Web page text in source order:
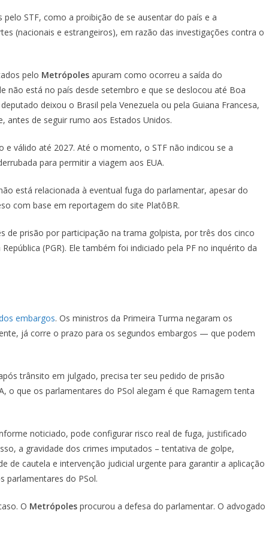
STF, como a proibição de se ausentar do país e a
(nacionais e estrangeiros), em razão das investigações contra o
pelo Metrópoles apuram como ocorreu a saída do
não está no país desde setembro e que se deslocou até Boa
deixou o Brasil pela Venezuela ou pela Guiana Francesa,
de seguir rumo aos Estados Unidos.
válido até 2027. Até o momento, o STF não indicou se a
para permitir a viagem aos EUA.
está relacionada à eventual fuga do parlamentar, apesar do
com base em reportagem do site PlatôBR.
de prisão por participação na trama golpista, por três dos cinco
(PGR). Ele também foi indiciado pela PF no inquérito da
embargos. Os ministros da Primeira Turma negaram os
já corre o prazo para os segundos embargos — que podem
trânsito em julgado, precisa ter seu pedido de prisão
o que os parlamentares do PSol alegam é que Ramagem tenta
noticiado, pode configurar risco real de fuga, justificado
a gravidade dos crimes imputados – tentativa de golpe,
de cautela e intervenção judicial urgente para garantir a aplicação
parlamentares do PSol.
O Metrópoles procurou a defesa do parlamentar. O advogado